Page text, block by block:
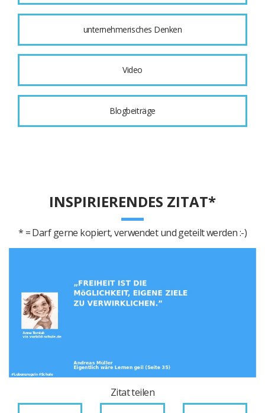
unternehmerisches Denken
Video
Blogbeiträge
INSPIRIERENDES ZITAT*
* = Darf gerne kopiert, verwendet und geteilt werden :-)
Zitat teilen